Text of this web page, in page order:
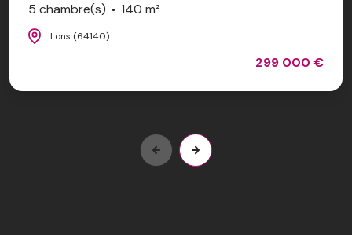
5 chambre(s)
140 m²
Lons (64140)
299 000 €